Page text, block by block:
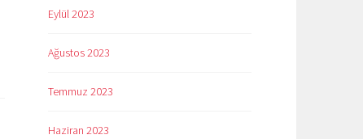
Eylül 2023
Ağustos 2023
Temmuz 2023
Haziran 2023